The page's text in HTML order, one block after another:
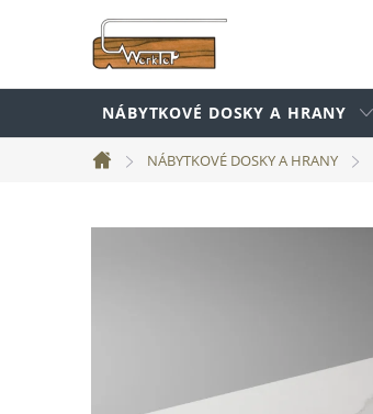
NÁBYTKOVÉ DOSKY A HRANY
Domov
NÁBYTKOVÉ DOSKY A HRANY